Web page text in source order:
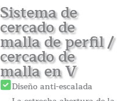
Sistema de
cercado de
malla de perfil /
cercado de
malla en V
Diseño anti-escalada